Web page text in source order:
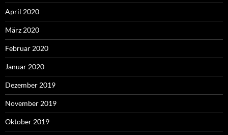
April 2020
März 2020
Februar 2020
Januar 2020
Dezember 2019
November 2019
Oktober 2019